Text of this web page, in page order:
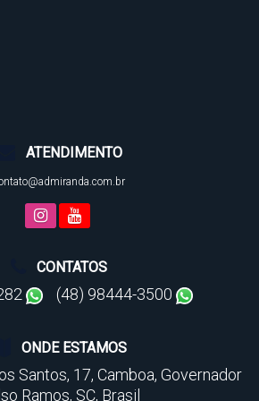
ATENDIMENTO
CONTATOS
(48) 98444-3500
ONDE ESTAMOS
Santos, 17, Camboa, Governador
Ramos, SC, Brasil